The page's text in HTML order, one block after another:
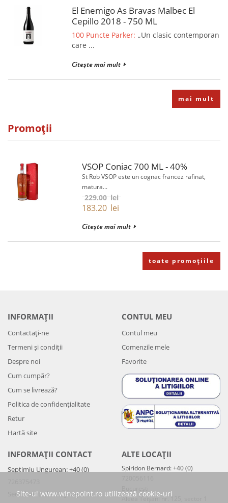
El Enemigo As Bravas Malbec El
Cepillo 2018 - 750 ML
100 Puncte Parker: „Un clasic contemporan
care ...
Citește mai mult
mai mult
Promoții
VSOP Coniac 700 ML - 40%
St Rob VSOP este un cognac francez rafinat,
matura...
229.00lei
183.20 lei
Citește mai mult
toate promoțiile
INFORMAȚII
Contactați-ne
Termeni și condiții
Despre noi
Cum cumpăr?
Cum se livrează?
Politica de confidenţialitate
Retur
Hartă site
CONTUL MEU
Contul meu
Comenzile mele
Favorite
INFORMAȚII CONTACT
Septimiu Ungurean: +40 (0)
Sediul central – Cluj-Napoca
ALTE LOCAȚII
Spiridon Bernard: +40 (0)
Aleea Teișani nr. 125, sector 1
Site-ul www.winepoint.ro utilizează cookie-uri